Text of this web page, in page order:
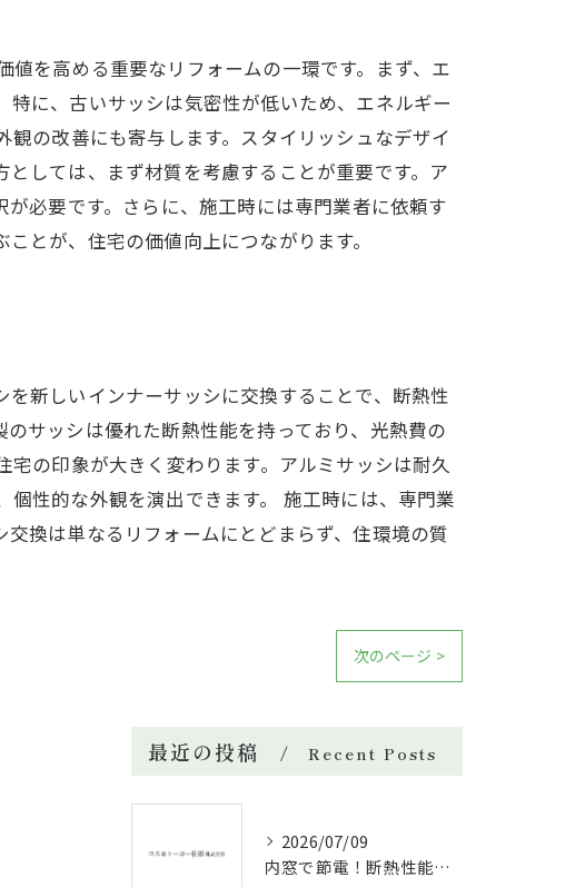
を高める重要なリフォームの一環です。まず、エ
に、古いサッシは気密性が低いため、エネルギー
の改善にも寄与します。スタイリッシュなデザイ
しては、まず材質を考慮することが重要です。ア
必要です。さらに、施工時には専門業者に依頼す
とが、住宅の価値向上につながります。
新しいインナーサッシに交換することで、断熱性
サッシは優れた断熱性能を持っており、光熱費の
の印象が大きく変わります。アルミサッシは耐久
性的な外観を演出できます。 施工時には、専門業
換は単なるリフォームにとどまらず、住環境の質
次のページ >
最近の投稿 Recent Posts
2026/07/09
内窓で節電！断熱性能と補助金活用法